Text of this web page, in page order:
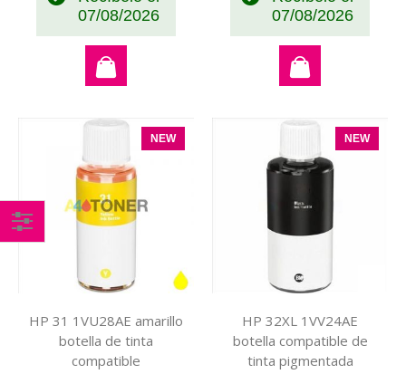
07/08/2026
07/08/2026
NEW
HP 31 1VU28AE amarillo
botella de tinta
compatible
NEW
HP 32XL 1VV24AE
botella compatible de
tinta pigmentada
Comprar